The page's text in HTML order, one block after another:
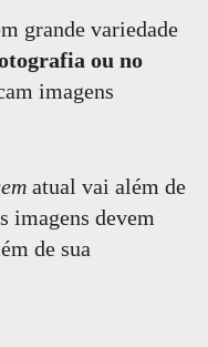
grande variedade
ou no
imagens
atual vai além de
imagens devem
de sua